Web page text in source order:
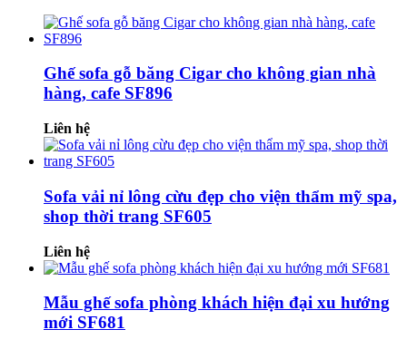
Ghế sofa gỗ băng Cigar cho không gian nhà
hàng, cafe SF896
Liên hệ
Sofa vải nỉ lông cừu đẹp cho viện thẩm mỹ spa,
shop thời trang SF605
Liên hệ
Mẫu ghế sofa phòng khách hiện đại xu hướng
mới SF681